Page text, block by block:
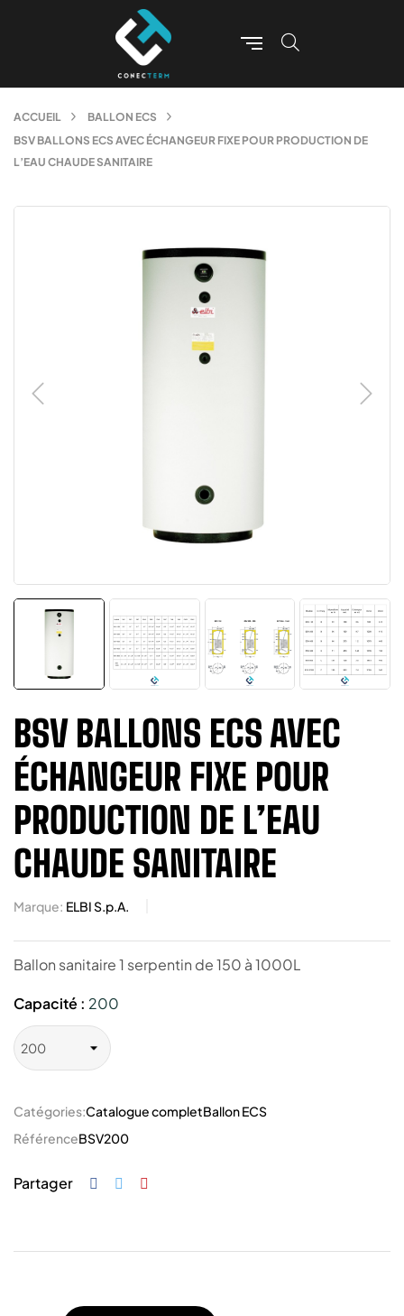
ACCUEIL
BALLON ECS
BSV BALLONS ECS AVEC ÉCHANGEUR FIXE POUR PRODUCTION DE
L’EAU CHAUDE SANITAIRE
BSV BALLONS ECS AVEC
ÉCHANGEUR FIXE POUR
PRODUCTION DE L’EAU
CHAUDE SANITAIRE
Marque: ELBI S.p.A.
Ballon sanitaire 1 serpentin de 150 à 1000L
Capacité : 200
Catégories:Catalogue completBallon ECS
RéférenceBSV200
Partager